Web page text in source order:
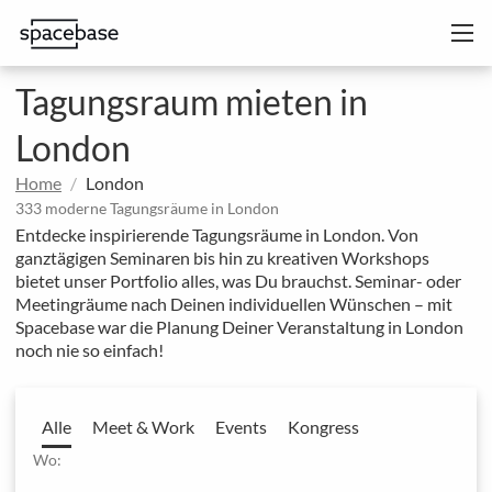
Tagungsraum mieten in
London
Home London
333 moderne Tagungsräume in London
Entdecke inspirierende Tagungsräume in London. Von
ganztägigen Seminaren bis hin zu kreativen Workshops
bietet unser Portfolio alles, was Du brauchst. Seminar- oder
Meetingräume nach Deinen individuellen Wünschen – mit
Spacebase war die Planung Deiner Veranstaltung in London
noch nie so einfach!
Alle Meet & Work Events Kongress
Wo: